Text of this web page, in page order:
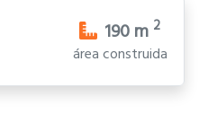
190m 2
área construida